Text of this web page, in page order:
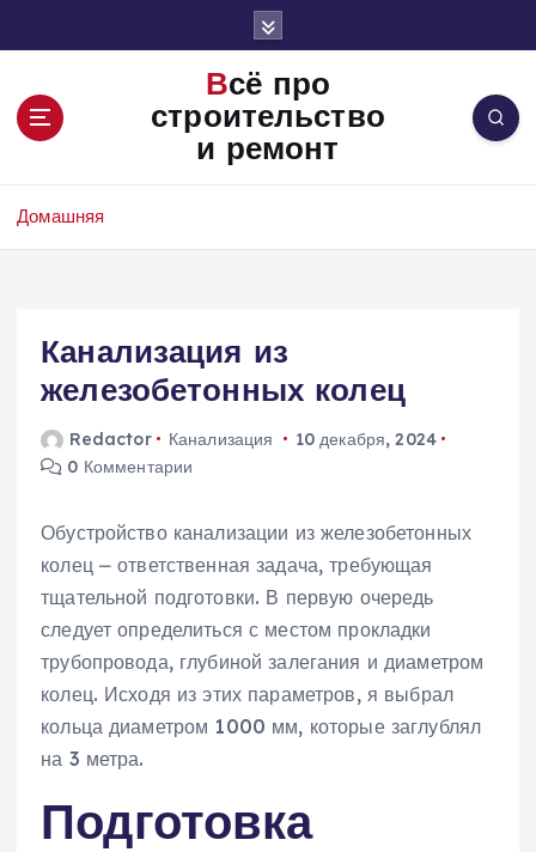
Всё про
строительство
и ремонт
Домашняя
Канализация из
железобетонных колец
Redactor Канализация
10 декабря, 2024
0 Комментарии
Обустройство канализации из железобетонных
колец ⎼ ответственная задача, требующая
тщательной подготовки. В первую очередь
следует определиться с местом прокладки
трубопровода, глубиной залегания и диаметром
колец. Исходя из этих параметров, я выбрал
кольца диаметром 1000 мм, которые заглублял
на 3 метра.
Подготовка